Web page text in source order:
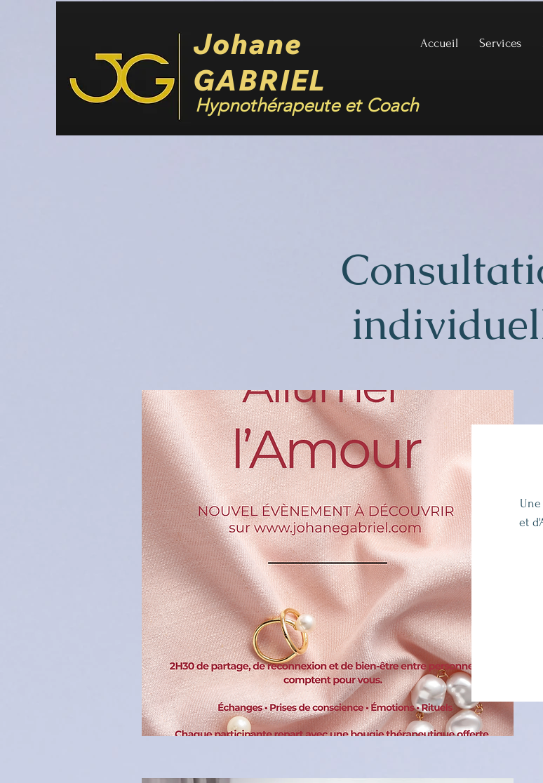
Johane
GABRIEL
Accueil Services
Hypnothérapeute et Coach
et